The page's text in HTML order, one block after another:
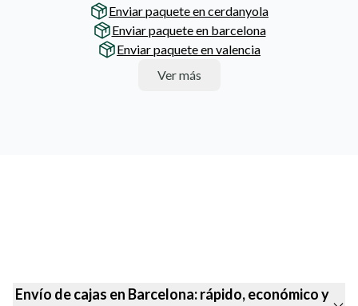
Enviar paquete en cerdanyola
Enviar paquete en barcelona
Enviar paquete en valencia
Ver más
Envío de cajas en Barcelona: rápido, económico y